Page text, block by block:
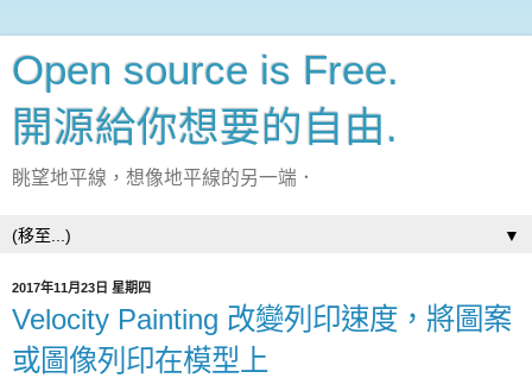
Open source is Free.
開源給你想要的自由.
眺望地平線，想像地平線的另一端．
▼
2017年11月23日 星期四
Velocity Painting 改變列印速度，將圖案
或圖像列印在模型上